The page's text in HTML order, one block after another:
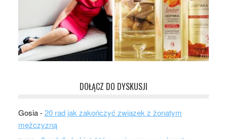
DOŁĄCZ DO DYSKUSJI
Gosia-20 rad jak zakończyć związek z żonatym
mężczyzną